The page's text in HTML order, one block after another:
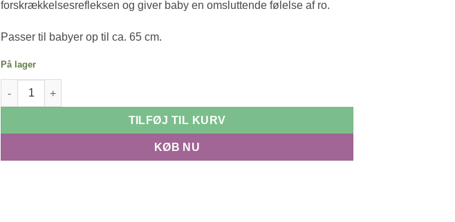
forskrækkelsesrefleksen og giver baby en omsluttende følelse af ro.
Passer til babyer op til ca. 65 cm.
På lager
Svøb (S/M) - hvid antal
TILFØJ TIL KURV
KØB NU